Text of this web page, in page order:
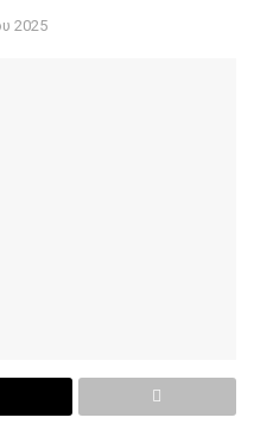
2025